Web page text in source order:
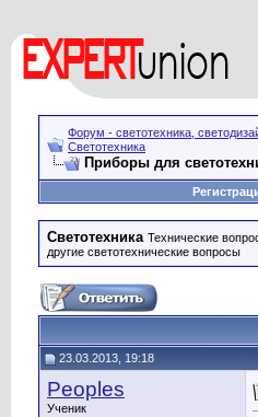
Форум - светотехника,
Светотехника
Приборы для
Светотехника Технические
другие светотехнические вопросы
23.03.2013, 19:18
Peoples
Ученик